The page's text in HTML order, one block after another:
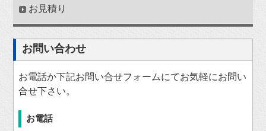
お見積り
お問い合わせ
お電話か下記お問い合せフォームにてお気軽にお問い
合せ下さい。
お電話